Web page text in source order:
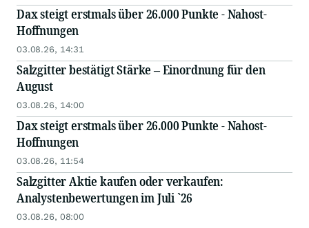
Dax steigt erstmals über 26.000 Punkte - Nahost-
Hoffnungen
03.08.26, 14:31
Salzgitter bestätigt Stärke – Einordnung für den
August
03.08.26, 14:00
Dax steigt erstmals über 26.000 Punkte - Nahost-
Hoffnungen
03.08.26, 11:54
Salzgitter Aktie kaufen oder verkaufen:
Analystenbewertungen im Juli `26
03.08.26, 08:00